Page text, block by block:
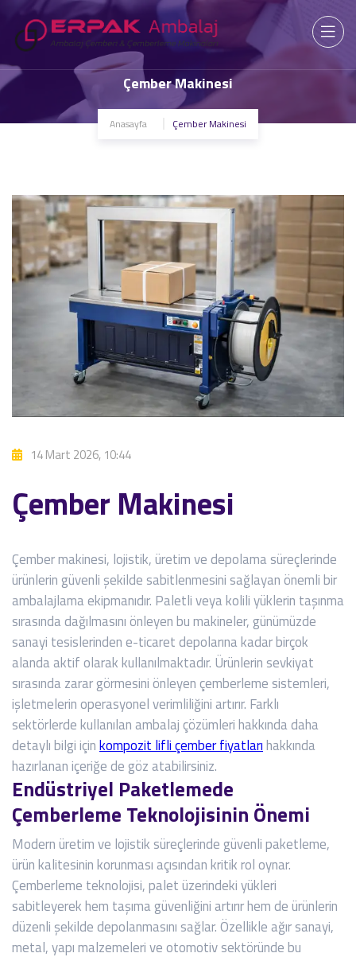
Çember Makinesi
Anasayfa Çember Makinesi
14 Mart 2026, 10:44
Çember Makinesi
Çember makinesi, lojistik, üretim ve depolama süreçlerinde
ürünlerin güvenli şekilde sabitlenmesini sağlayan önemli bir
ambalajlama ekipmanıdır. Paletli veya kolili yüklerin taşınma
sırasında dağılmasını önleyen bu makineler, günümüzde
sanayi tesislerinden e-ticaret depolarına kadar birçok
alanda aktif olarak kullanılmaktadır. Ürünlerin sevkiyat
sırasında zarar görmesini önleyen çemberleme sistemleri,
işletmelerin operasyonel verimliliğini artırır. Farklı
sektörlerde kullanılan ambalaj çözümleri hakkında daha
detaylı bilgi içinkompozit lifli çember fiyatlarıhakkında
hazırlanan içeriğe de göz atabilirsiniz.
Endüstriyel Paketlemede
Çemberleme Teknolojisinin Önemi
Modern üretim ve lojistik süreçlerinde güvenli paketleme,
ürün kalitesinin korunması açısından kritik rol oynar.
Çemberleme teknolojisi, palet üzerindeki yükleri
sabitleyerek hem taşıma güvenliğini artırır hem de ürünlerin
düzenli şekilde depolanmasını sağlar. Özellikle ağır sanayi,
metal, yapı malzemeleri ve otomotiv sektöründe bu